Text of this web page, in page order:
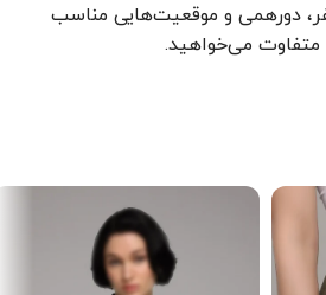
دورهمی و موقعیت‌هایی مناسب
می‌خواهید.